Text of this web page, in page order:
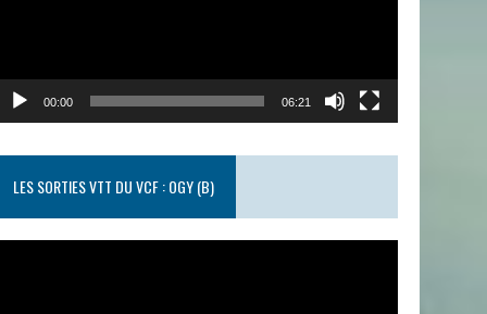
00:00 06:21
LES SORTIES VTT DU VCF : OGY (B)